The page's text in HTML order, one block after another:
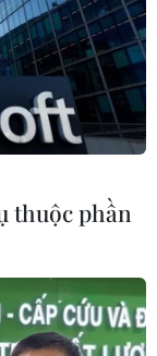
dương đổ sập
Cầu kính Rồng
thuộc phần